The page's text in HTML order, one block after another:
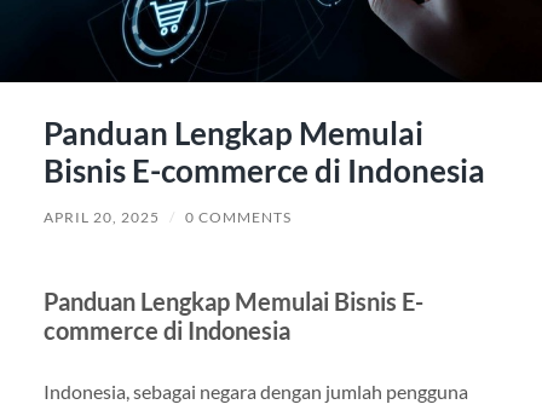
Panduan Lengkap Memulai
Bisnis E-commerce di Indonesia
APRIL 20, 2025 / 0 COMMENTS
Panduan Lengkap Memulai Bisnis E-
commerce di Indonesia
Indonesia, sebagai negara dengan jumlah pengguna